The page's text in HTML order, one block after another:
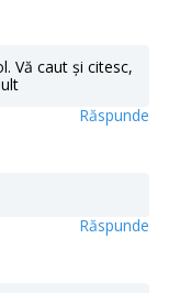
Vă caut și citesc,
Răspunde
Răspunde